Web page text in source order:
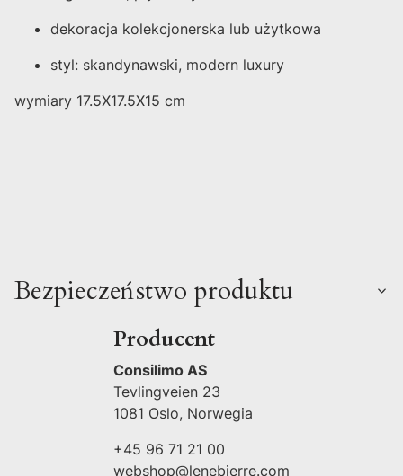
dekoracja kolekcjonerska lub użytkowa
styl: skandynawski, modern luxury
wymiary 17.5X17.5X15 cm
Bezpieczeństwo produktu
Producent
Consilimo AS
Tevlingveien 23
1081 Oslo, Norwegia
+45 96 71 21 00
webshop@lenebjerre.com